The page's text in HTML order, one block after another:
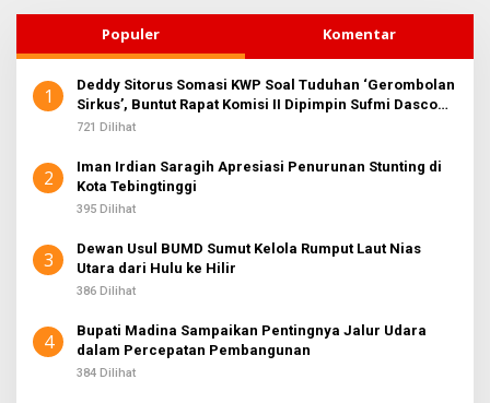
Populer Komentar
1
Deddy Sitorus Somasi KWP Soal Tuduhan ‘Gerombolan
Sirkus’, Buntut Rapat Komisi II Dipimpin Sufmi Dasco
Ahmad
721 Dilihat
2
Iman Irdian Saragih Apresiasi Penurunan Stunting di
Kota Tebingtinggi
395 Dilihat
3
Dewan Usul BUMD Sumut Kelola Rumput Laut Nias
Utara dari Hulu ke Hilir
386 Dilihat
4
Bupati Madina Sampaikan Pentingnya Jalur Udara
dalam Percepatan Pembangunan
384 Dilihat